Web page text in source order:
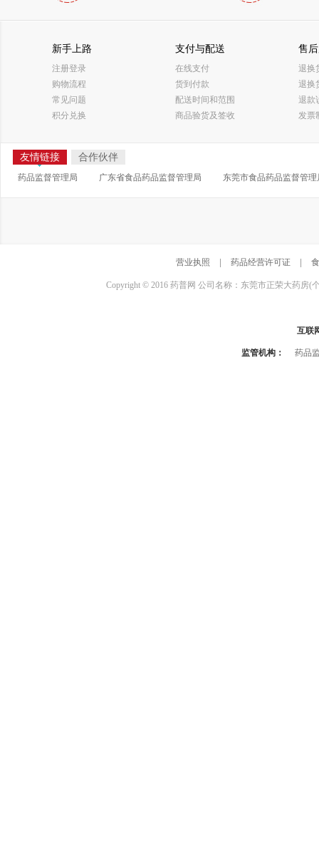
新手上路
注册登录
购物流程
常见问题
积分兑换
支付与配送
在线支付
货到付款
配送时间和范围
商品验货及签收
售
退换
退换
退款
发票
友情链接 合作伙伴
药品监督管理局 广东省食品药品监督管理局 东莞市食品药品监督管理
营业执照 药品经营许可证
Copyright © 2016 药普网 公司名称：东莞市正荣大药房(
互联
监管机构： 药品